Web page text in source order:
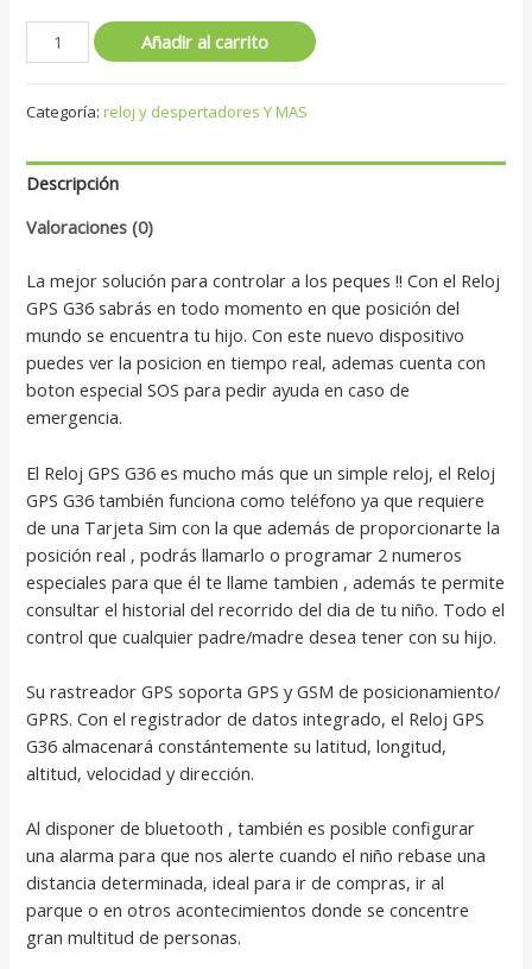
Añadir al carrito
Categoría:reloj y despertadores Y MAS
Descripción
Valoraciones (0)
La mejor solución para controlar a los peques !! Con el Reloj
GPS G36 sabrás en todo momento en que posición del
mundo se encuentra tu hijo. Con este nuevo dispositivo
puedes ver la posicion en tiempo real, ademas cuenta con
boton especial SOS para pedir ayuda en caso de
emergencia.
El Reloj GPS G36 es mucho más que un simple reloj, el Reloj
GPS G36 también funciona como teléfono ya que requiere
de una Tarjeta Sim con la que además de proporcionarte la
posición real , podrás llamarlo o programar 2 numeros
especiales para que él te llame tambien , además te permite
consultar el historial del recorrido del dia de tu niño. Todo el
control que cualquier padre/madre desea tener con su hijo.
Su rastreador GPS soporta GPS y GSM de posicionamiento/
GPRS. Con el registrador de datos integrado, el Reloj GPS
G36 almacenará constántemente su latitud, longitud,
altitud, velocidad y dirección.
Al disponer de bluetooth , también es posible configurar
una alarma para que nos alerte cuando el niño rebase una
distancia determinada, ideal para ir de compras, ir al
parque o en otros acontecimientos donde se concentre
gran multitud de personas.